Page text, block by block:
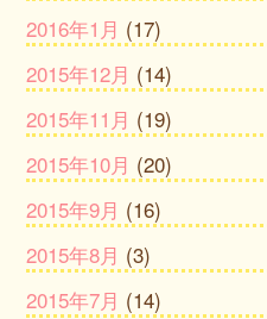
2016年1月 (17)
2015年12月 (14)
2015年11月 (19)
2015年10月 (20)
2015年9月 (16)
2015年8月 (3)
2015年7月 (14)